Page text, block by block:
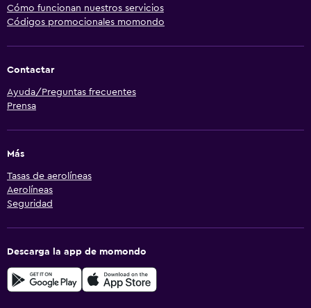
Cómo funcionan nuestros servicios
Códigos promocionales momondo
Contactar
Ayuda/Preguntas frecuentes
Prensa
Más
Tasas de aerolíneas
Aerolíneas
Seguridad
Descarga la app de momondo